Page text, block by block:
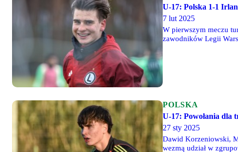
U-17: Polska 1-1
7 lut 2025
W pierwszym meczu
zawodników Legii
POLSKA
U-17: Powołania dla
27 sty 2025
Dawid Korzeniowski,
wezmą udział w